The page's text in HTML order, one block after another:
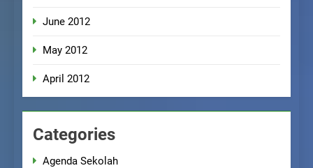
June 2012
May 2012
April 2012
Categories
Agenda Sekolah